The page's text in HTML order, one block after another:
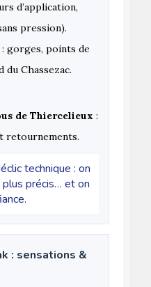
d’application,
pression).
: gorges, points de
du Chassezac.
de Thiercelieux :
retournements.
technique : on
plus précis… et on
: sensations &